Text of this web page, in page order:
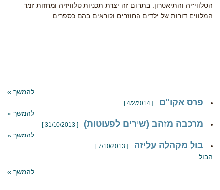
הטלוויזיה והתיאטרון. בתחום זה יצרת תכניות טלוויזיה ומחזות זמר
המלווים דורות של ילדים החוזרים וקוראים בהם כספרים.
להמשך »
פרס אקו"ם [ 4/2/2014 ]
להמשך »
מרכבה מזהב (שירים לפעוטות) [ 31/10/2013 ]
להמשך »
בול מקהלה עליזה [ 7/10/2013 ]
הבול
להמשך »